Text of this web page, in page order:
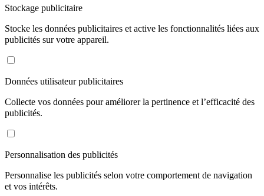
Stockage publicitaire
Stocke les données publicitaires et active les fonctionnalités liées aux
publicités sur votre appareil.
Données utilisateur publicitaires
Collecte vos données pour améliorer la pertinence et l’efficacité des
publicités.
Personnalisation des publicités
Personnalise les publicités selon votre comportement de navigation
et vos intérêts.